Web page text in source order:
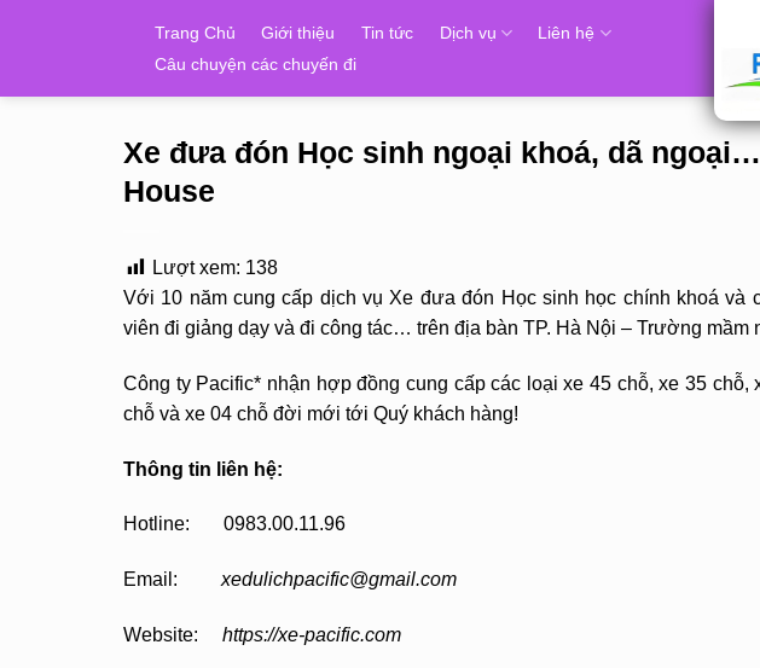
Trang Chủ Giới thiệu Tin tức Dịch vụ
Liên hệ
Câu chuyện các chuyến đi
Xe đưa đón Học sinh ngoại khoá, dã
House
Lượt xem: 138
Với 10 năm cung cấp dịch vụ Xe đưa đón Học sinh học chính khoá và
viên đi giảng dạy và đi công tác… trên địa bàn TP. Hà Nội – Trường mầm
Công ty Pacific* nhận hợp đồng cung cấp các loại xe 45 chỗ, xe 35
chỗ và xe 04 chỗ đời mới tới Quý khách hàng!
Thông tin liên hệ:
Hotline: 0983.00.11.96
Email: xedulichpacific@gmail.com
Website: https://xe-pacific.com